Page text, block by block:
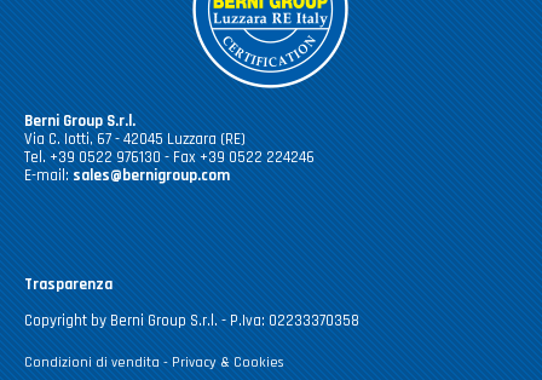
Berni Group S.r.l.
Via C. Iotti, 67 - 42045 Luzzara (RE)
Tel. +39 0522 976130 - Fax +39 0522 224246
E-mail: sales@bernigroup.com
Trasparenza
Copyright by Berni Group S.r.l. - P.Iva: 02233370358
Condizioni di vendita - Privacy & Cookies